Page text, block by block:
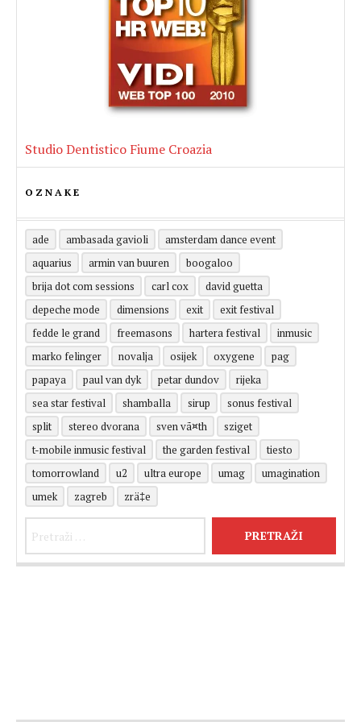
Studio Dentistico Fiume Croazia
OZNAKE
ade ambasada gavioli
amsterdam dance event
aquarius
armin van buuren
boogaloo
brija dot com sessions
carl cox
david guetta
depeche mode
dimensions exit
exit festival
fedde le grand
freemasons hartera festival
inmusic
marko felinger
novalja osijek oxygene
pag
papaya
paul van dyk petar dundov
rijeka
sea star festival
shamballa sirup
sonus festival
split
stereo dvorana sven vã¤th
sziget
t-mobile inmusic festival
the garden festival
tiesto
tomorrowland
u2 ultra europe umag
umagination
umek
zagreb zrä‡e